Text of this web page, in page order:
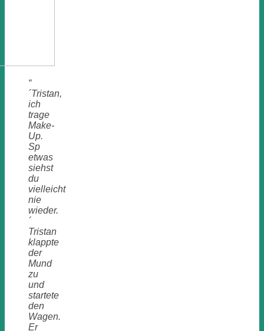
“
´Tristan,
ich
trage
Make-
Up.
Sp
etwas
siehst
du
vielleicht
nie
wieder.
´
Tristan
klappte
der
Mund
zu
und
startete
den
Wagen.
Er